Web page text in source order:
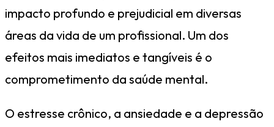
impacto profundo e prejudicial em diversas
áreas da vida de um profissional. Um dos
efeitos mais imediatos e tangíveis é o
comprometimento da saúde mental.
O estresse crônico, a ansiedade e a depressão